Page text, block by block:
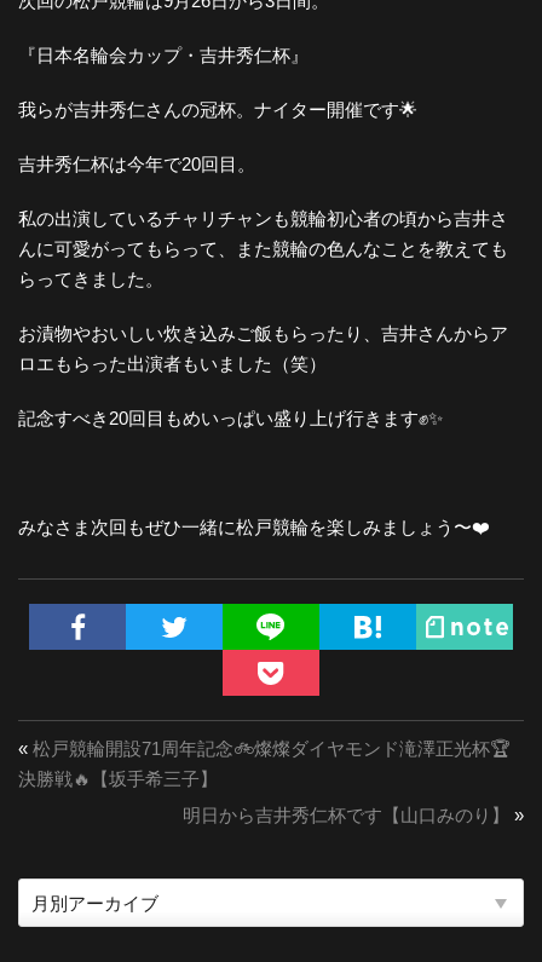
『日本名輪会カップ・吉井秀仁杯』
我らが吉井秀仁さんの冠杯。ナイター開催です🌟
吉井秀仁杯は今年で20回目。
私の出演しているチャリチャンも競輪初心者の頃から吉井さ
んに可愛がってもらって、また競輪の色んなことを教えても
らってきました。
お漬物やおいしい炊き込みご飯もらったり、吉井さんからア
ロエもらった出演者もいました（笑）
記念すべき20回目もめいっぱい盛り上げ行きます✊✨
みなさま次回もぜひ一緒に松戸競輪を楽しみましょう〜❤️
« 松戸競輪開設71周年記念🚲燦燦ダイヤモンド滝澤正光杯🏆
決勝戦🔥【坂手希三子】
明日から吉井秀仁杯です【山口みのり】
»